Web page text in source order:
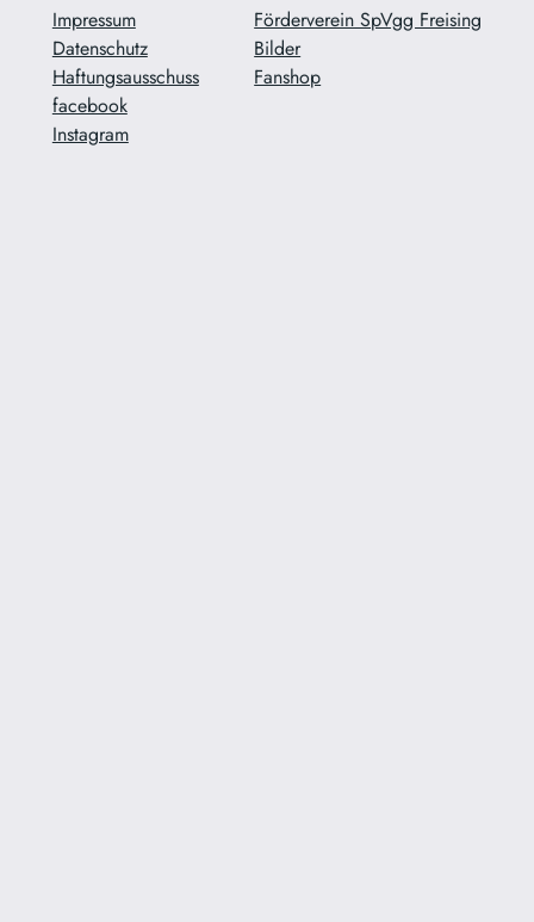
Impressum
Datenschutz
Haftungsausschuss
Förderverein SpVgg Freising
Bilder
Fanshop
facebook
Instagram